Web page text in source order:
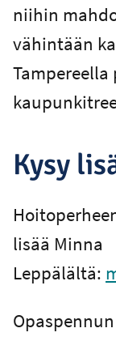
niihin
vähintään
Kysy
lisää Minna
Leppälältä: